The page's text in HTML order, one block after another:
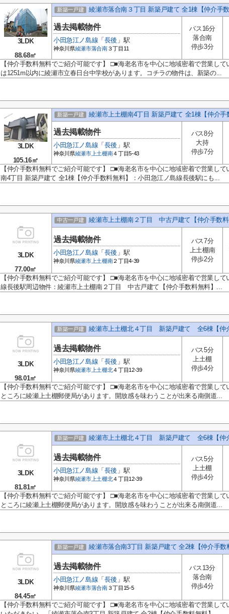
3LDK
88.68㎡
新築一戸建 綾瀬市落合南３丁目 新築戸建て 全1棟【仲介手数
過去掲載物件
小田急江ノ島線 「 長後 」駅
神奈川県綾瀬市落合南３丁目11
バス16分
落合南
停歩3分
【仲介手数料無料でご紹介可能です】 □■海老名市を中心に地域密着で営業し
は1251m以内に綾瀬市立春日台中学校があります。コチラの物件は、新築の...
3LDK
105.16㎡
新築一戸建 綾瀬市上土棚南4丁目 新築戸建て 全1棟【仲介手
過去掲載物件
小田急江ノ島線 「 長後 」駅
神奈川県綾瀬市上土棚南４丁目5-43
バス8分
大持
停歩7分
【仲介手数料無料でご紹介可能です】 □■海老名市を中心に地域密着で営業し
南4丁目 新築戸建て 全1棟【仲介手数料無料】：小田急江ノ島線長後駅にも...
3LDK
77.00㎡
中古一戸建 綾瀬市上土棚南２丁目 中古戸建て【仲介手数料
過去掲載物件
小田急江ノ島線 「 長後 」駅
神奈川県綾瀬市上土棚南２丁目4-39
バス7分
上土棚南
停歩2分
【仲介手数料無料でご紹介可能です】 □■海老名市を中心に地域密着で営業し
線長後駅周辺物件：綾瀬市上土棚南２丁目 中古戸建て【仲介手数料無料】...
3LDK
98.01㎡
新築一戸建 綾瀬市上土棚北４丁目 新築戸建て 全6棟【仲
過去掲載物件
小田急江ノ島線 「 長後 」駅
神奈川県綾瀬市上土棚北４丁目12-39
バス5分
上土棚
停歩4分
【仲介手数料無料でご紹介可能です】 □■海老名市を中心に地域密着で営業し
ところに綾瀬上土棚郵便局があります。開放感を味わうことが出来る南側道...
3LDK
81.81㎡
新築一戸建 綾瀬市上土棚北４丁目 新築戸建て 全6棟【仲
過去掲載物件
小田急江ノ島線 「 長後 」駅
神奈川県綾瀬市上土棚北４丁目12-39
バス5分
上土棚
停歩4分
【仲介手数料無料でご紹介可能です】 □■海老名市を中心に地域密着で営業し
ところに綾瀬上土棚郵便局があります。開放感を味わうことが出来る南側道...
3LDK
84.45㎡
新築一戸建 綾瀬市落合南3丁目 新築戸建て 全2棟【仲介手数
過去掲載物件
小田急江ノ島線 「 長後 」駅
神奈川県綾瀬市落合南３丁目15-5
バス13分
落合南
停歩4分
【仲介手数料無料でご紹介可能です】 □■海老名市を中心に地域密着で営業し